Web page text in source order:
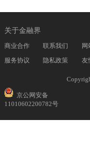
关于金融界
商业合作 联系我们
网
服务协议
隐私政策 友
京公网安备
11010602200782号